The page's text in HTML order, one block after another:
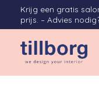
Krijg een gratis
prijs. – Advies